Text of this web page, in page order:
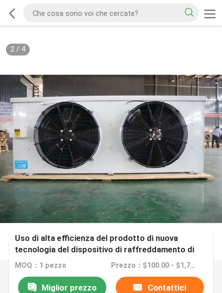
2/ 4
Uso di alta efficienza del prodotto di nuova
tecnologia del dispositivo di raffreddamento di
aria per tutto il coldroom di generi
MOQ：1 pezzo Prezzo：$100.00 - $1,700.00/sets
Miglior prezzo Contattici